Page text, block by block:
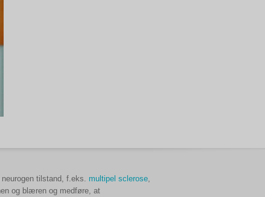
tilstand, f.eks. multipel sclerose,
og blæren og medføre, at